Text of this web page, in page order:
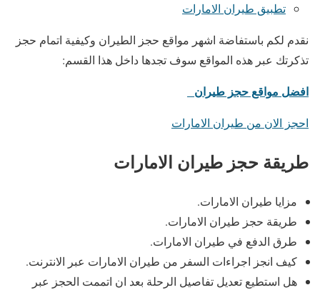
تطبيق طيران الامارات
نقدم لكم باستفاضة اشهر مواقع حجز الطيران وكيفية اتمام حجز
تذكرتك عبر هذه المواقع سوف تجدها داخل هذا القسم:
افضل مواقع حجز طيران
احجز الان من طيران الامارات
طريقة حجز طيران الامارات
مزايا طيران الامارات.
طريقة حجز طيران الامارات.
طرق الدفع في طيران الامارات.
كيف انجز اجراءات السفر من طيران الامارات عبر الانترنت.
هل استطيع تعديل تفاصيل الرحلة بعد ان اتممت الحجز عبر